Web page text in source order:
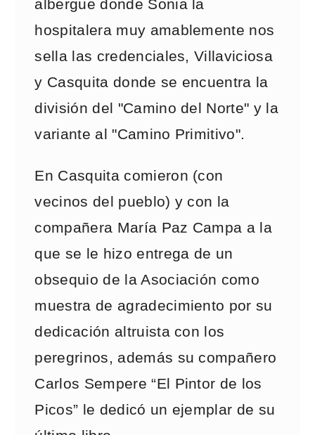
albergue donde Sonia la
hospitalera muy amablemente nos
sella las credenciales, Villaviciosa
y Casquita donde se encuentra la
división del "Camino del Norte" y la
variante al "Camino Primitivo".
En Casquita comieron (con
vecinos del pueblo) y con la
compañera María Paz Campa a la
que se le hizo entrega de un
obsequio de la Asociación como
muestra de agradecimiento por su
dedicación altruista con los
peregrinos, además su compañero
Carlos Sempere “El Pintor de los
Picos” le dedicó un ejemplar de su